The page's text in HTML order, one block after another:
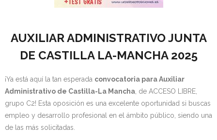
- - OPOSICIÓN Administrativo Seguridad Social – 2025
- - OPOSICIÓN Administrativo Seguridad Social - 2024
- Andalucía
- - TEST de Auxiliar Administrativo SAS 2026
AUXILIAR ADMINISTRATIVO JUNTA
DE CASTILLA LA-MANCHA 2025
¡Ya está aquí la tan esperada convocatoria para Auxiliar
Administrativo de Castilla-La Mancha , de ACCESO LIBRE,
grupo C2! Esta oposición es una excelente oportunidad si buscas
empleo y desarrollo profesional en el ámbito público, siendo una
de las más solicitadas.